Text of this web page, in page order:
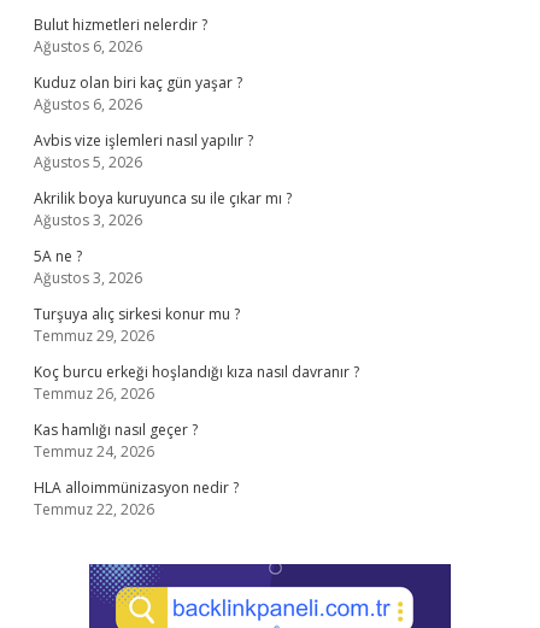
Bulut hizmetleri nelerdir ?
Ağustos 6, 2026
Kuduz olan biri kaç gün yaşar ?
Ağustos 6, 2026
Avbis vize işlemleri nasıl yapılır ?
Ağustos 5, 2026
Akrilik boya kuruyunca su ile çıkar mı ?
Ağustos 3, 2026
5A ne ?
Ağustos 3, 2026
Turşuya alıç sirkesi konur mu ?
Temmuz 29, 2026
Koç burcu erkeği hoşlandığı kıza nasıl davranır ?
Temmuz 26, 2026
Kas hamlığı nasıl geçer ?
Temmuz 24, 2026
HLA alloimmünizasyon nedir ?
Temmuz 22, 2026